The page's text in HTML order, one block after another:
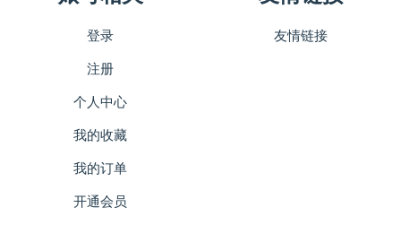
登录
注册
个人中心
我的收藏
我的订单
开通会员
友情链接